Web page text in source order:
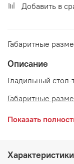
Добавить в
Габаритные
Описание
Гладильный
Габаритные
длина 420 мм /
высота 840 мм
Показать
Характеристики